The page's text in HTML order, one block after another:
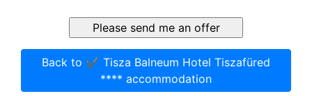
Back to ✔️ Tisza Balneum Hotel Tiszafüred
**** accommodation